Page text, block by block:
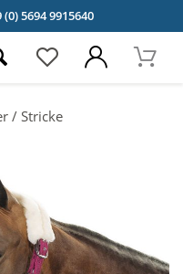
(0) 5694 9915640
/ Stricke